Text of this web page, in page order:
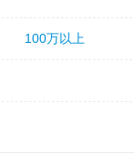
100万以上